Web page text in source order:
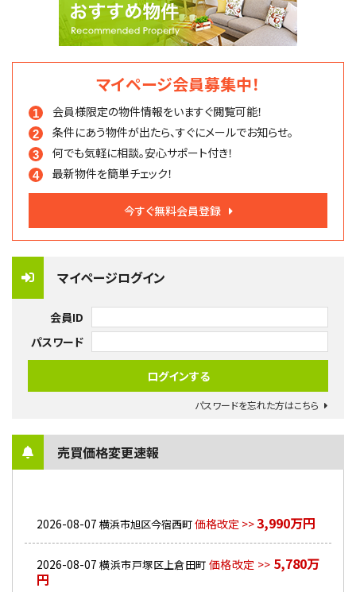
マイページ会員募集中！
会員様限定の物件情報をいますぐ閲覧可能！
条件にあう物件が出たら、すぐにメールでお知らせ。
何でも気軽に相談。安心サポート付き！
最新物件を簡単チェック！
今すぐ無料会員登録
マイページログイン
会員ID
パスワード
パスワードを忘れた方はこちら
売買価格変更速報
2026-08-07 横浜市旭区今宿西町価格改定 >>3,990万円
2026-08-07 横浜市戸塚区上倉田町 価格改定 >> 5,780万
円